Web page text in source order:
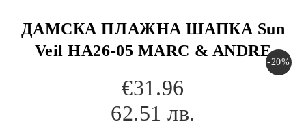
ДАМСКА ПЛАЖНА ШАПКА Sun
Veil HA26-05 MARC & ANDRE
-20%
€31.96
62.51 лв.